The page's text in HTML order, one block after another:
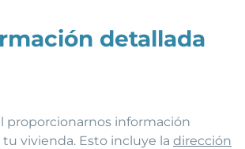
detallada
proporcionarnos información
vivienda. Esto incluye la dirección